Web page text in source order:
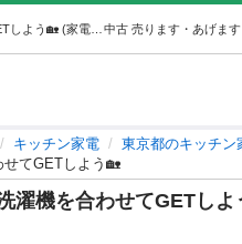
中古 売ります・あげます
キッチン家電 東京都のキッチン
てGETしよう🏡
濯機を合わせてGETしよ